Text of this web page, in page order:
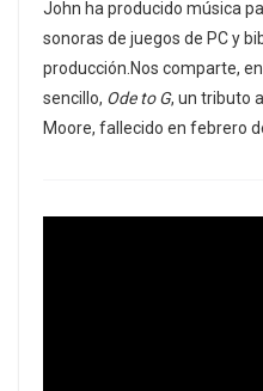
John ha producido música
sonoras de juegos de PC y
producción.Nos comparte,
sencillo, Ode to G, un tributo
Moore, fallecido en febrero